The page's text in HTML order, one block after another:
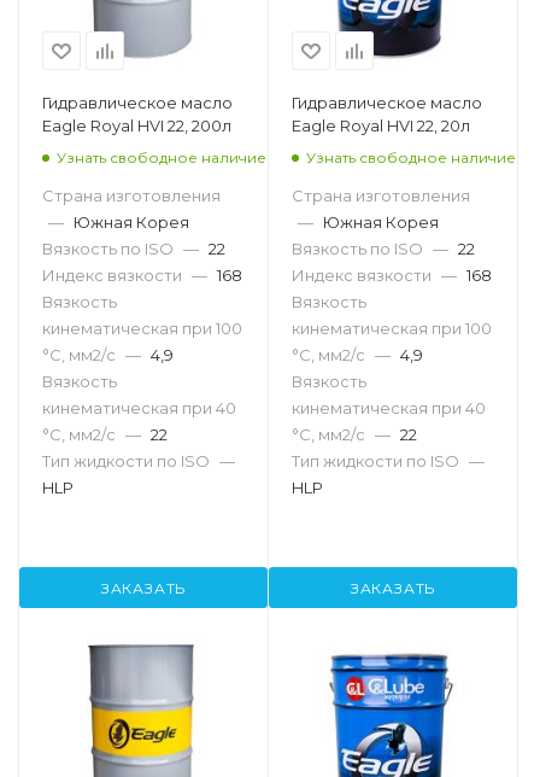
Гидравлическое масло
Eagle Royal HVI 22, 200л
Узнать свободное наличие
Страна изготовления
— Южная Корея
Вязкость по ISO — 22
Индекс вязкости — 168
Вязкость
кинематическая при 100
°С, мм2/с — 4,9
Вязкость
кинематическая при 40
°С, мм2/с — 22
Тип жидкости по ISO —
HLP
ЗАКАЗАТЬ
Гидравлическое масло
Eagle Royal HVI 22, 20л
Узнать свободное наличие
Страна изготовления
— Южная Корея
Вязкость по ISO — 22
Индекс вязкости — 168
Вязкость
кинематическая при 100
°С, мм2/с — 4,9
Вязкость
кинематическая при 40
°С, мм2/с — 22
Тип жидкости по ISO —
HLP
ЗАКАЗАТЬ